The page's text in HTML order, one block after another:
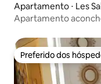
Apartamento ⋅ Les
Apartamento
Preferido dos
Preferido dos